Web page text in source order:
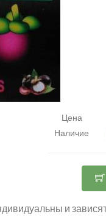
Цена
Наличие
и